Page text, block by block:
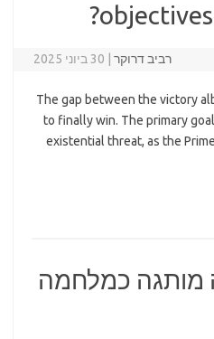
רביב דרוקר 30 ביוני 2025
The gap between the victory
to finally win. The primary
existential threat, as the
מותגה כמלחמה